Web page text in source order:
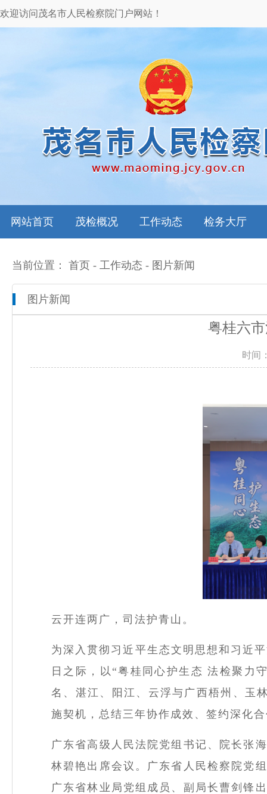
欢迎访问茂名市人民检察院门户网站！
网站首页 茂检概况
本院领导
工作动态
图片新闻
检务大厅
预决算公开
新闻发布会
当前位置： 首页 - 工作动态 - 图片新闻
图片新闻
粤桂六
时间
云开连两广，司法护青山。
为深入贯彻习近平生态文明思想和习近
日之际，
以 “粤桂同心护生态 法检聚力
名、湛江、阳江、云浮与广西梧州、玉
施契机，总结三年协作成效、签约深化
广东省高级人民法院党组书记、院长张
林碧艳出席会议。广东省人民检察院党
广东省林业局党组成员、副局长曹剑锋